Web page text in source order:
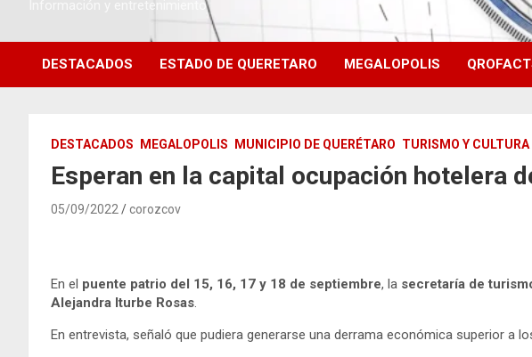
Información y entretenimiento
DESTACADOS ESTADO DE QUERETARO MEGALOPOLIS
DESTACADOS MEGALOPOLIS MUNICIPIO DE QUERÉTARO TURISMO Y CULTURA
Esperan en la capital ocupación hotelera
05/09/2022 corozcov
En el puente patrio del 15, 16, 17 y 18 de septiembre, la secretaría de
Alejandra Iturbe Rosas.
En entrevista, señaló que pudiera generarse una derrama económica superior a